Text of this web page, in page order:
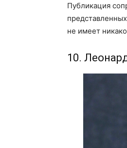
Публикация
не имеет
10.